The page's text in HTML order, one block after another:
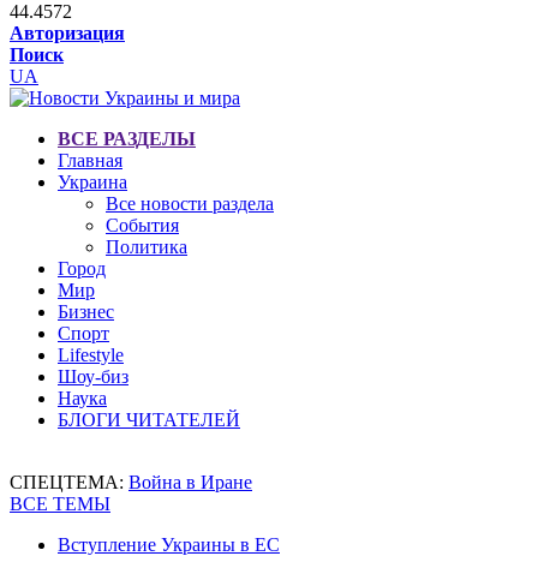
44.4572
Авторизация
Поиск
UA
ВСЕ РАЗДЕЛЫ
Главная
Украина
Все новости раздела
События
Политика
Город
Мир
Бизнес
Спорт
Lifestyle
Шоу-биз
Наука
БЛОГИ ЧИТАТЕЛЕЙ
СПЕЦТЕМА: Война в Иране
ВСЕ ТЕМЫ
Вступление Украины в ЕС